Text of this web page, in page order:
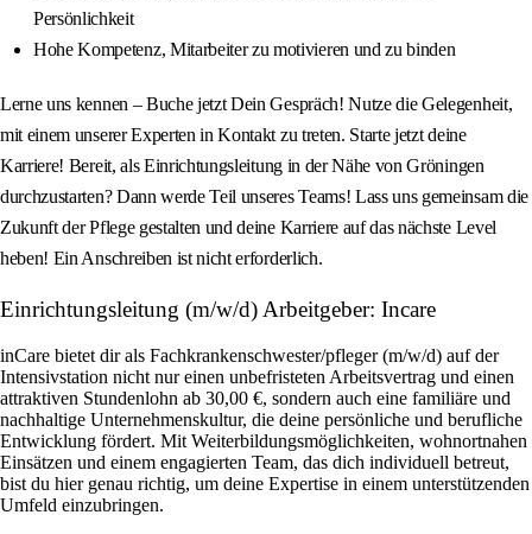
Persönlichkeit
Hohe Kompetenz, Mitarbeiter zu motivieren und zu binden
Lerne uns kennen – Buche jetzt Dein Gespräch! Nutze die Gelegenheit,
mit einem unserer Experten in Kontakt zu treten. Starte jetzt deine
Karriere! Bereit, als Einrichtungsleitung in der Nähe von Gröningen
durchzustarten? Dann werde Teil unseres Teams! Lass uns gemeinsam die
Zukunft der Pflege gestalten und deine Karriere auf das nächste Level
heben! Ein Anschreiben ist nicht erforderlich.
Einrichtungsleitung (m/w/d) Arbeitgeber: Incare
inCare bietet dir als Fachkrankenschwester/pfleger (m/w/d) auf der
Intensivstation nicht nur einen unbefristeten Arbeitsvertrag und einen
attraktiven Stundenlohn ab 30,00 €, sondern auch eine familiäre und
nachhaltige Unternehmenskultur, die deine persönliche und berufliche
Entwicklung fördert. Mit Weiterbildungsmöglichkeiten, wohnortnahen
Einsätzen und einem engagierten Team, das dich individuell betreut,
bist du hier genau richtig, um deine Expertise in einem unterstützenden
Umfeld einzubringen.